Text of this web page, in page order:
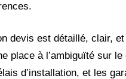
devis est détaillé, clair,
place à l’ambiguïté sur
d’installation, et les